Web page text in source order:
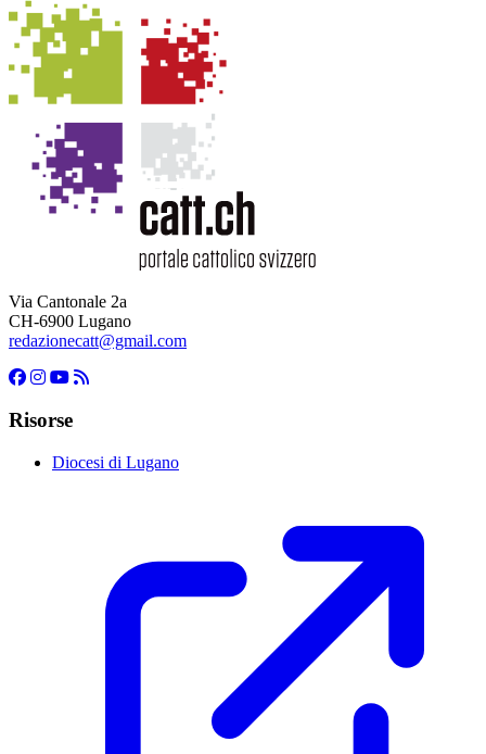
Via Cantonale 2a
CH-6900 Lugano
redazionecatt@gmail.com
Risorse
Diocesi di Lugano